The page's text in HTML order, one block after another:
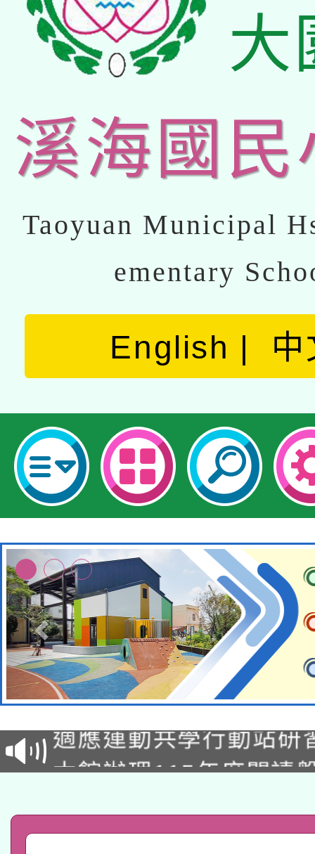
大
溪海國民
Taoyuan Municipal
ementary
English 中
本校115學年度第2次
招甄選結果公告(無人
招)
適應運動共學行動站研
本館辦理115年度閱讀
礎課程
A3數位素養講師名單